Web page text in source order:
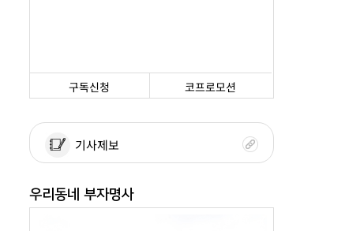
구독신청 코프로모션
기사제보
우리동네 부자명사